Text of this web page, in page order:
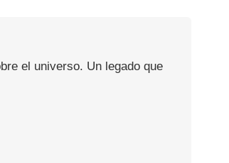
el universo. Un legado que